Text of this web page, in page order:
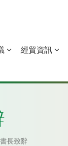
莫桑比克
經貿資訊
長致辭